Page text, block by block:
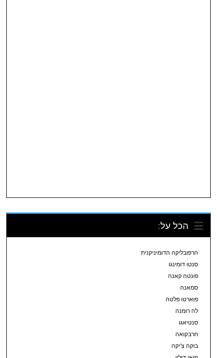
הכל על:
הרפובליקה הדומיניקנית
סנטו דומינגו
פונטה קאנה
סמאנה
פוארטו פלטה
לה רומנה
סנטיאגו
חרבקואה
בוקה צ'יקה